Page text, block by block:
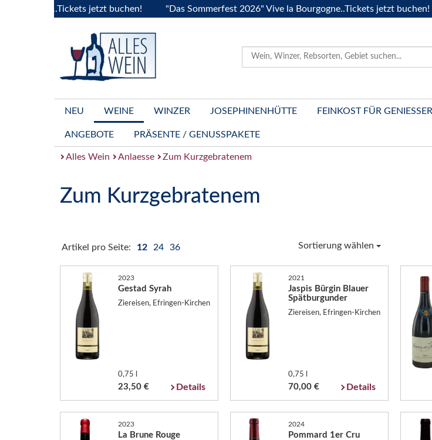
jetzt buchen! "Das Sommerfest 2026" Vive la Bourgogne..Tickets jetzt buchen!
NEU WEINE WINZER JOSEPHINENHÜTTE FEINKOST FÜR GENIESSER
ANGEBOTE PRÄSENTE / GENUSSPAKETE
Alles Wein Anlaesse Zum Kurzgebratenem
Zum Kurzgebratenem
Artikel pro Seite: 12 24 36 Sortierung wählen
2023
Gestad Syrah
Ziereisen, Efringen-Kirchen
0,75 l
23,50 € Details
2021
Jaspis Bürgin Blauer
Spätburgunder
Ziereisen, Efringen-Kirchen
0,75 l
70,00 € Details
2023
La Brune Rouge
2024
Pommard 1er Cru